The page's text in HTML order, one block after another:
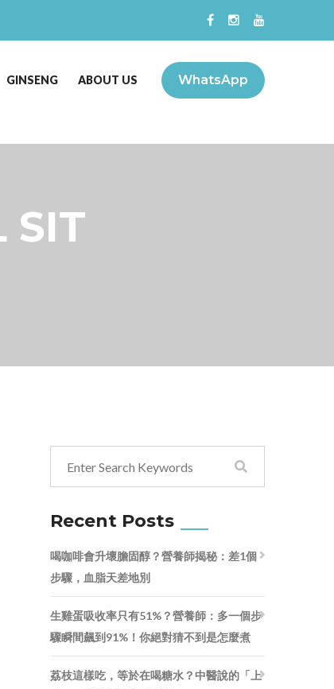
WhatsApp
GINSENG ABOUT US
SIT
Recent Posts
喝咖啡會升壞膽固醇？營養師揭秘：差1個
步驟，血脂天差地別
生雞蛋吸收率只有51%？營養師：多一個步
驟瞬間飆到91%！你絕對猜不到是怎麼煮
荔枝這樣吃，等於在喝糖水？中醫說的「上